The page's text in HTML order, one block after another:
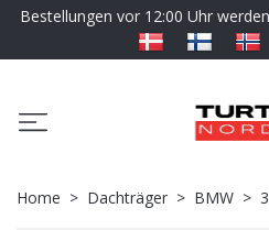
Bestellungen vor 12:00 Uhr
Home Dachträger BMW